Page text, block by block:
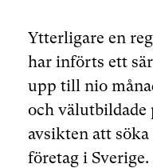
Ytterligare en
har införts ett
upp till nio
och välutbildade
avsikten att
företag i Sverige.